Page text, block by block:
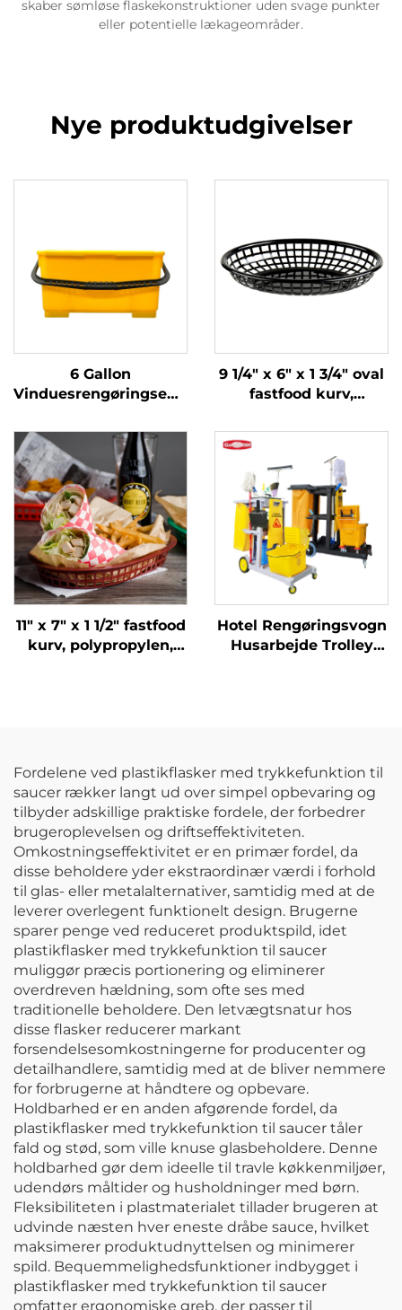
skaber sømløse flaskekonstruktioner uden svage punkter
eller potentielle lækageområder.
Nye produktudgivelser
6 Gallon
Vinduesrengøringsemd
Polypropylen, Gul,
JA3008YE
9 1/4" x 6" x 1 3/4" oval
fastfood kurv,
SE3017BK
11" x 7" x 1 1/2" fastfood
kurv, polypropylen,
Hotel Rengøringsvogn
Husarbejde Trolley
Fordelene ved plastikflasker med trykkefunktion til
saucer rækker langt ud over simpel opbevaring og
tilbyder adskillige praktiske fordele, der forbedrer
brugeroplevelsen og driftseffektiviteten.
Omkostningseffektivitet er en primær fordel, da
disse beholdere yder ekstraordinær værdi i forhold
til glas- eller metalalternativer, samtidig med at de
leverer overlegent funktionelt design. Brugerne
sparer penge ved reduceret produktspild, idet
plastikflasker med trykkefunktion til saucer
muliggør præcis portionering og eliminerer
overdreven hældning, som ofte ses med
traditionelle beholdere. Den letvægtsnatur hos
disse flasker reducerer markant
forsendelsesomkostningerne for producenter og
detailhandlere, samtidig med at de bliver nemmere
for forbrugerne at håndtere og opbevare.
Holdbarhed er en anden afgørende fordel, da
plastikflasker med trykkefunktion til saucer tåler
fald og stød, som ville knuse glasbeholdere. Denne
holdbarhed gør dem ideelle til travle køkkenmiljøer,
udendørs måltider og husholdninger med børn.
Fleksibiliteten i plastmaterialet tillader brugeren at
udvinde næsten hver eneste dråbe sauce, hvilket
maksimerer produktudnyttelsen og minimerer
spild. Bequemmelighedsfunktioner indbygget i
plastikflasker med trykkefunktion til saucer
omfatter ergonomiske greb, der passer til